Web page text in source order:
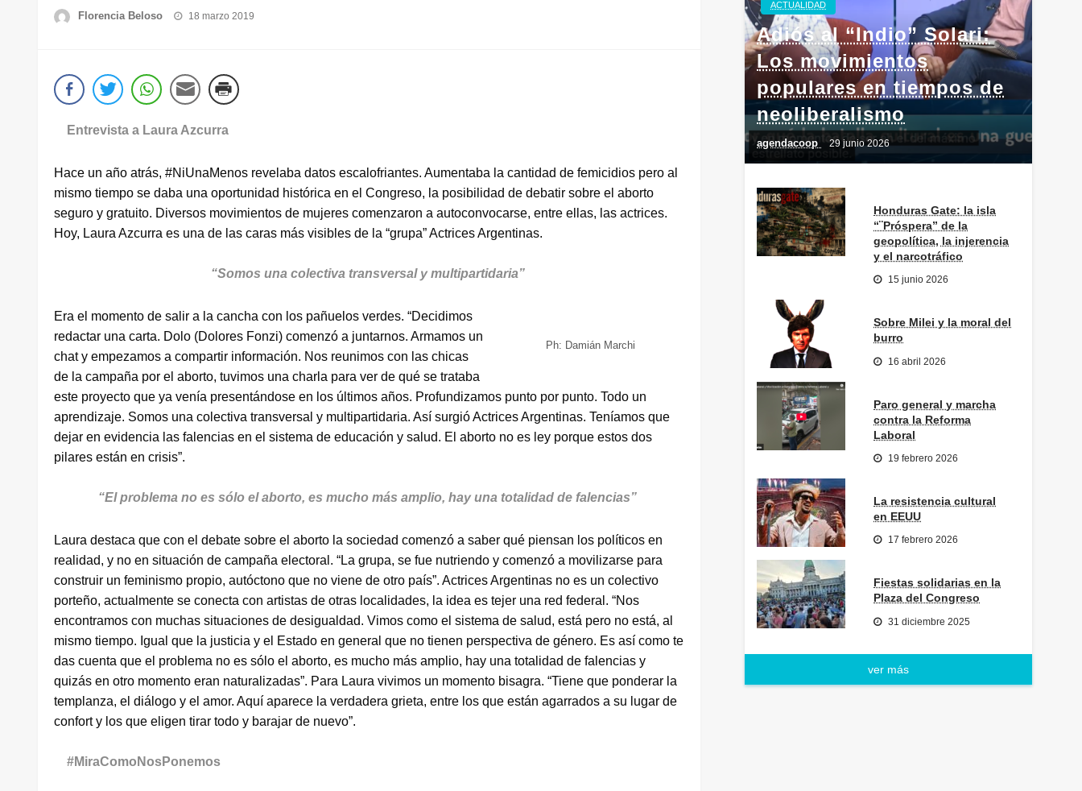
Florencia Beloso
Publicado
18 marzo 2019
Entrevista a Laura Azcurra
Hace un año atrás, #NiUnaMenos revelaba datos escalofriantes. Aumentaba la cantidad de femicidios pero al
mismo tiempo se daba una oportunidad histórica en el Congreso, la posibilidad de debatir sobre el aborto
seguro y gratuito. Diversos movimientos de mujeres comenzaron a autoconvocarse, entre ellas, las actrices.
Hoy, Laura Azcurra es una de las caras más visibles de la “grupa” Actrices Argentinas.
“Somos una colectiva transversal y multipartidaria”
Ph: Damián Marchi
Era el momento de salir a la cancha con los pañuelos verdes. “Decidimos
redactar una carta. Dolo (Dolores Fonzi) comenzó a juntarnos. Armamos un
chat y empezamos a compartir información. Nos reunimos con las chicas
de la campaña por el aborto, tuvimos una charla para ver de qué se trataba
este proyecto que ya venía presentándose en los últimos años. Profundizamos punto por punto. Todo un
aprendizaje. Somos una colectiva transversal y multipartidaria. Así surgió Actrices Argentinas. Teníamos que
dejar en evidencia las falencias en el sistema de educación y salud. El aborto no es ley porque estos dos
pilares están en crisis”.
“El problema no es sólo el aborto, es mucho más amplio, hay una totalidad de falencias”
Laura destaca que con el debate sobre el aborto la sociedad comenzó a saber qué piensan los políticos en
realidad, y no en situación de campaña electoral. “La grupa, se fue nutriendo y comenzó a movilizarse para
construir un feminismo propio, autóctono que no viene de otro país”. Actrices Argentinas no es un colectivo
porteño, actualmente se conecta con artistas de otras localidades, la idea es tejer una red federal. “Nos
encontramos con muchas situaciones de desigualdad. Vimos como el sistema de salud, está pero no está, al
mismo tiempo. Igual que la justicia y el Estado en general que no tienen perspectiva de género. Es así como te
das cuenta que el problema no es sólo el aborto, es mucho más amplio, hay una totalidad de falencias y
quizás en otro momento eran naturalizadas”. Para Laura vivimos un momento bisagra. “Tiene que ponderar la
templanza, el diálogo y el amor. Aquí aparece la verdadera grieta, entre los que están agarrados a su lugar de
confort y los que eligen tirar todo y barajar de nuevo”.
#MiraComoNosPonemos
ACTUALIDAD
Adiós al “Indio” Solari:
Los movimientos
populares en tiempos de
neoliberalismo
agendacoop 29 junio 2026
Honduras Gate: la isla
“¨Próspera” de la
geopolítica, la injerencia
y el narcotráfico
15 junio 2026
Sobre Milei y la moral del
burro
16 abril 2026
Paro general y marcha
contra la Reforma
Laboral
19 febrero 2026
La resistencia cultural
en EEUU
17 febrero 2026
Fiestas solidarias en la
Plaza del Congreso
31 diciembre 2025
ver más